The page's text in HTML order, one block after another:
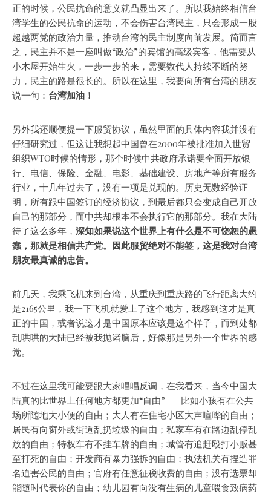
正的时候，公民抗命的意义就凸显出来了。所以我始终相信台
湾学生的公民抗命的运动，不会伤害台湾民主，只会形成一股
超越两党的政治力量，推动台湾的民主制度向前发展。简而言
之，民主并不是一座叫做“政治”的宾馆的高级宾客，他需要从
小木屋开始生火，一步一步的来，需要数代人持续不断的努
力，民主的路是很长的。所以在这里，我要向所有台湾的朋友
说一句： 台湾加油！
另外我还顺便提一下服贸协议，虽然里面的具体内容我并没有
仔细研究过，但这让我想起中国曾在2000年被批准加入世贸
组织WTO时候的情形，那个时候中共政府承诺要全面开放银
行、电信、保险、金融、电影、基础建设、房地产等所有服务
行业，十几年过去了，没有一项是兑现的。历史无数经验证
明，所有跟中国签订的经济协议，到最后都只会变成自己开放
自己的那部分，而中共却根本不会执行它的那部分。我在大陆
待了这么多年， 深知如果说这个世界上有什么是不可饶恕的愚
蠢，那就是相信共产党。因此服贸绝对不能签，这是我对台湾
朋友最真诚的忠告。
前几天，我乘飞机来到台湾，从重庆到重庆路的飞行距离大约
是2165公里，我一下飞机就爱上了这个地方，我感到这才是真
正的中国，或者说这才是中国原本应该是这个样子，而到处都
乱哄哄的大陆已经被我抛诸脑后，好像那是另外一个世界的感
觉。
不过在这里我可能要跟大家唱唱反调，在我看来，当今中国大
陆真的比世界上任何地方都更加“自由”——比如小孩有在公共
场所随地大小便的自由；大人有在住宅小区大声喧哗的自由；
居民有向窗外或街道乱扔垃圾的自由；私家车有在路边乱停乱
放的自由；特权车有不挂车牌的自由；城管有追赶殴打小贩甚
至打死的自由；开发商有暴力强拆的自由；执法机关有捏造罪
名迫害公民的自由；官府有任意征税收费的自由；没有选票却
能随时代表你的自由；幼儿园有向没有生病的儿童喂食致病药